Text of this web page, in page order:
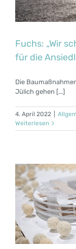
Fuchs: „Wir
für die
Die
Jülich gehen [...]
4. April 2022
Weiterlesen